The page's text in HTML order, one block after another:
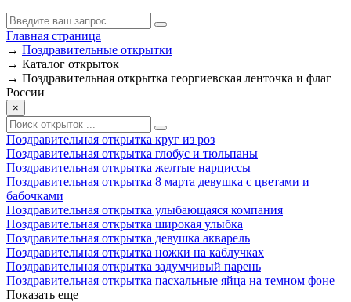
Главная страница
→ Поздравительные открытки
→ Каталог открыток
→ Поздравительная открытка георгиевская ленточка и флаг
России
×
Поздравительная открытка круг из роз
Поздравительная открытка глобус и тюльпаны
Поздравительная открытка желтые нарциссы
Поздравительная открытка 8 марта девушка с цветами и
бабочками
Поздравительная открытка улыбающаяся компания
Поздравительная открытка широкая улыбка
Поздравительная открытка девушка акварель
Поздравительная открытка ножки на каблучках
Поздравительная открытка задумчивый парень
Поздравительная открытка пасхальные яйца на темном фоне
Показать еще